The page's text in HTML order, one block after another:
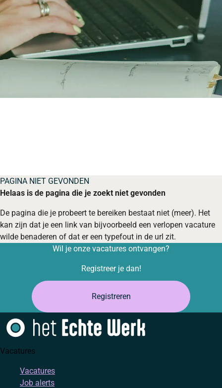
PAGINA NIET GEVONDEN
Helaas is de pagina die je zoekt niet gevonden
De pagina die je probeert te bereiken bestaat niet (meer). Het
kan zijn dat je een link van bijvoorbeeld een verlopen vacature
wilde benaderen of dat er een typefout in de url zit.
Wil je onze vacatures ontvangen?
Registreer je dan!
Registreren
Vacatures
Vacatures
Job alerts